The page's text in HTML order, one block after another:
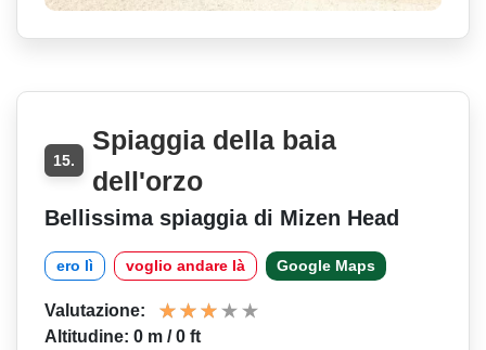
15.
Spiaggia della baia
dell'orzo
Bellissima spiaggia di Mizen Head
ero lì voglio andare là Google Maps
Valutazione:
Altitudine: 0 m / 0 ft